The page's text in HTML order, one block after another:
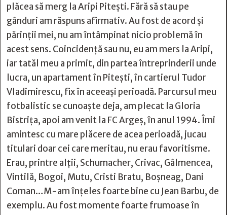
plăcea să merg la Aripi Pitești. Fără să stau pe
gânduri am răspuns afirmativ. Au fost de acord și
părinții mei, nu am întâmpinat nicio problemă în
acest sens. Coincidență sau nu, eu am mers la Aripi,
iar tatăl meu a primit, din partea întreprinderii unde
lucra, un apartament în Pitești, în cartierul Tudor
Vladimirescu, fix în aceeași perioadă. Parcursul meu
fotbalistic se cunoaște deja, am plecat la Gloria
Bistrița, apoi am venit la FC Argeș, în anul 1994. Îmi
amintesc cu mare plăcere de acea perioadă, jucau
titulari doar cei care meritau, nu erau favoritisme.
Erau, printre alții, Schumacher, Crivac, Gâlmencea,
Vintilă, Bogoi, Mutu, Cristi Bratu, Boșneag, Dani
Coman…M-am înțeles foarte bine cu Jean Barbu, de
exemplu. Au fost momente foarte frumoase în